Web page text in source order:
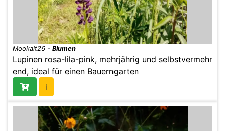
Mookait26 - Blumen
Lupinen rosa-lila-pink, mehrjährig und selbstvermehr
end, ideal für einen Bauerngarten
i